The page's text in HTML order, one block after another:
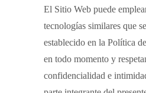
El Sitio Web puede
tecnologías similares que
establecido en la Política
en todo momento y
confidencialidad e